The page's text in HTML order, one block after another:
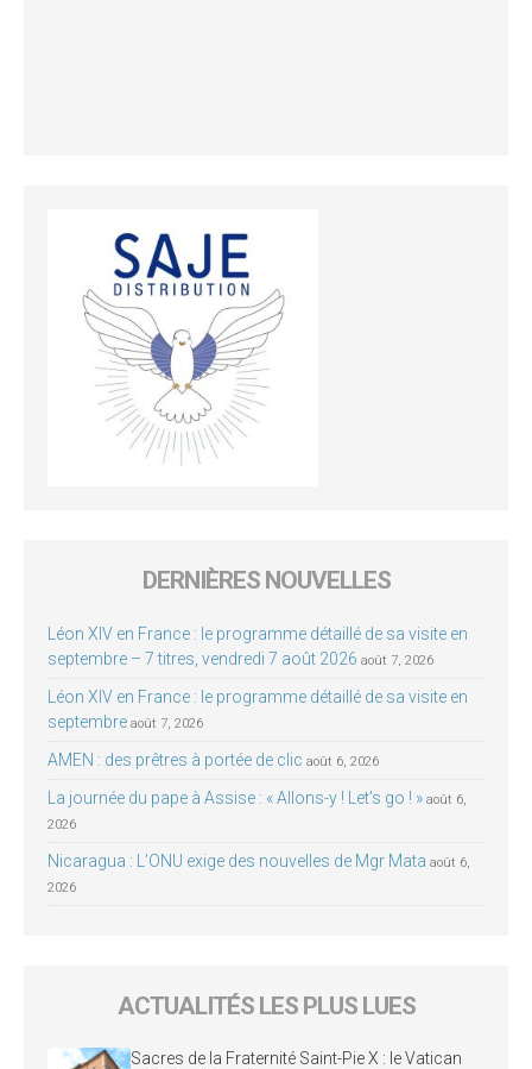
DERNIÈRES NOUVELLES
Léon XIV en France : le programme détaillé de sa visite en
septembre – 7 titres, vendredi 7 août 2026 août 7, 2026
Léon XIV en France : le programme détaillé de sa visite en
septembre août 7, 2026
AMEN : des prêtres à portée de clic août 6, 2026
La journée du pape à Assise : « Allons-y ! Let’s go ! » août 6,
2026
Nicaragua : L’ONU exige des nouvelles de Mgr Mata août 6,
2026
ACTUALITÉS LES PLUS LUES
Sacres de la Fraternité Saint-Pie X : le Vatican